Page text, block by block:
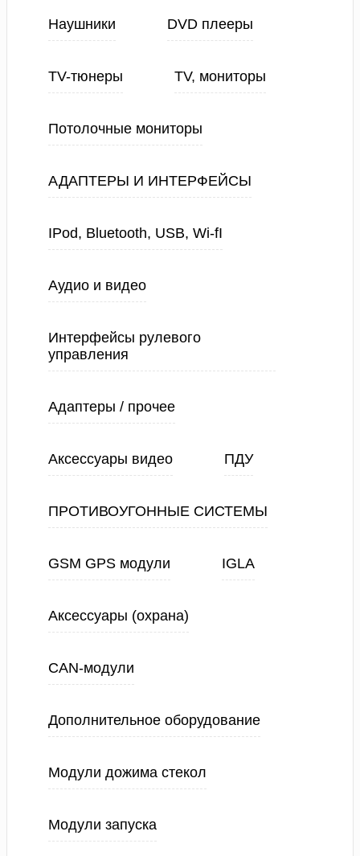
Наушники DVD плееры
TV-тюнеры TV, мониторы
Потолочные мониторы
АДАПТЕРЫ И ИНТЕРФЕЙСЫ
IPod, Bluetooth, USB, Wi-fI
Аудио и видео
Интерфейсы рулевого
управления
Адаптеры / прочее
Аксессуары видео ПДУ
ПРОТИВОУГОННЫЕ СИСТЕМЫ
GSM GPS модули IGLA
Аксессуары (охрана)
CAN-модули
Дополнительное оборудование
Модули дожима стекол
Модули запуска